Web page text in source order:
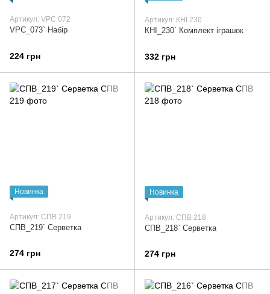
Артикул: VPC 072
VPC_073` Набір
224 грн
Артикул: КНІ 230
КНІ_230` Комплект іграшок
332 грн
Новинка
Артикул: СПВ 219
СПВ_219` Серветка
274 грн
Новинка
Артикул: СПВ 218
СПВ_218` Серветка
274 грн